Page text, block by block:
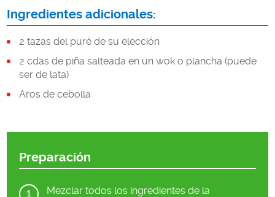
Ingredientes adicionales:
2 tazas del puré de su elección
2 cdas de piña salteada en un wok o plancha (puede
ser de lata)
Aros de cebolla
Preparación
Mezclar todos los ingredientes de la